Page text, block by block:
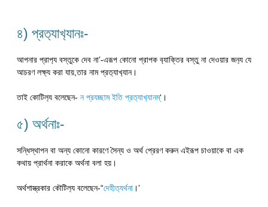
৪) প্রত‍্যাখ‍্যানঃ-
আপনার প্রাপ‍্য বস্তুকে দেব না’-এরূপ কোনো প্রাপক ব‍্যাক্তির বস্তু না দেওয়ার জন‍্য যে
আচরণ লক্ষ্য করা যায়,তার নাম প্রত‍্যাখ‍্যান।
তাই কোটিল‍্য বলেছেন- ন প্রযচ্ছাম ইতি প্রত‍্যাখ‍্যানম্‘।
৫) অর্থনাঃ-
সন্ধিস্থাপন বা অন্য কোনো কারণে সৈন্য ও অর্থ প্রেরণ করুন এইরূপ চাওয়াকে বা এক
কথায় প্রার্থনা করাকে অর্থনা বলা হয়।
অর্থশাস্ত্রকার কৌটিল‍্য বলেছেন-“দেহীত‍্যর্থনা ।’